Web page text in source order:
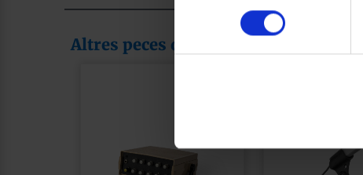
consentiment
Altres peces de la col·lecció